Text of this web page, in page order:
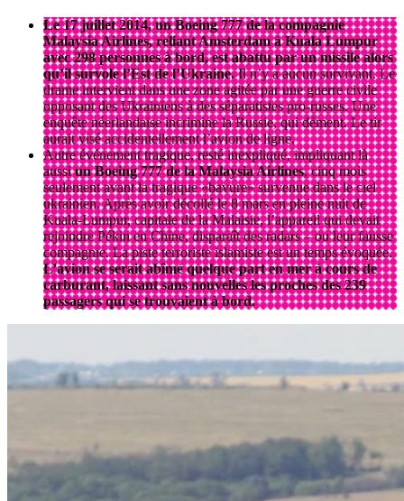
Le 17 juillet 2014, un Boeing 777 de la compagnie
Malaysia Airlines, reliant Amsterdam à Kuala Lumpur
avec 298 personnes à bord, est abattu par un missile alors
qu’il survole l’Est de l’Ukraine.Il n’y a aucun survivant. Le
drame intervient dans une zone agitée par une guerre civile
opposant des Ukrainiens à des séparatistes pro-russes. Une
enquête néerlandaise incrimine la Russie, qui dément. Le tir
aurait visé accidentellement l’avion de ligne.
Autre événement tragique, resté inexpliqué, impliquant là
aussiun Boeing 777 de la Malaysia Airlines, cinq mois
seulement avant la tragique «bavure» survenue dans le ciel
ukrainien. Après avoir décollé le 8 mars en pleine nuit de
Kuala-Lumpur, capitale de la Malaisie, l’appareil qui devait
rejoindre Pékin en Chine, disparaît des radars – ou leur fausse
compagnie. La piste terroriste islamiste est un temps évoquée.
L’avion se serait abîmé quelque part en mer à cours de
carburant, laissant sans nouvelles les proches des 239
passagers qui se trouvaient à bord.